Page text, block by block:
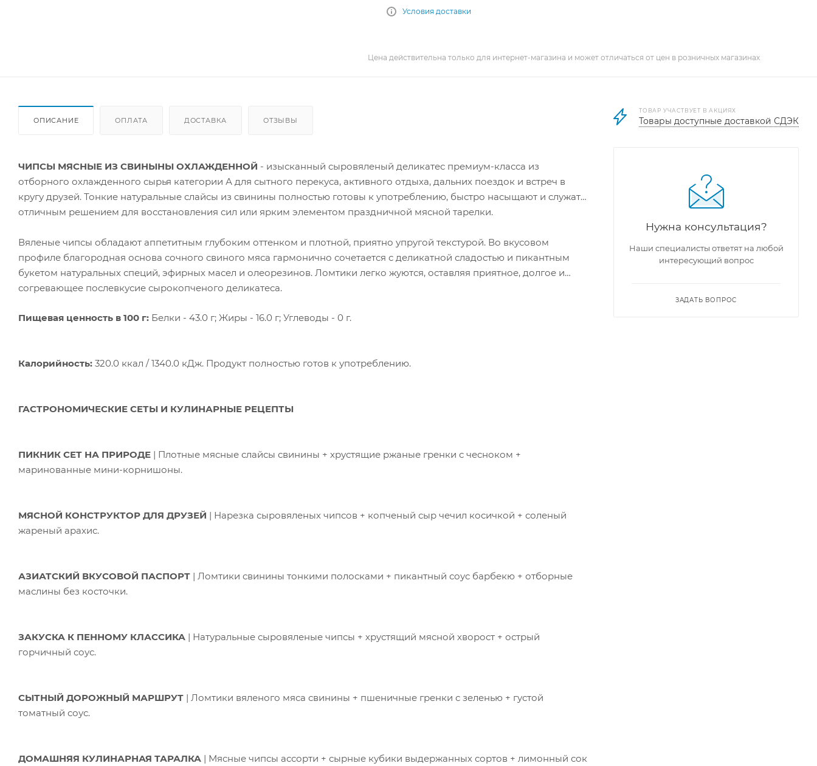
Условия доставки
Цена действительна только для интернет-магазина и может отличаться от цен в розничных магазинах
ОПИСАНИЕ ОПЛАТА ДОСТАВКА ОТЗЫВЫ
ЧИПСЫ МЯСНЫЕ ИЗ СВИНЫНЫ ОХЛАЖДЕННОЙ - изысканный сыровяленый деликатес премиум-класса из
отборного охлажденного сырья категории А для сытного перекуса, активного отдыха, дальних поездок и встреч в
кругу друзей. Тонкие натуральные слайсы из свинины полностью готовы к употреблению, быстро насыщают и служат
отличным решением для восстановления сил или ярким элементом праздничной мясной тарелки.
Вяленые чипсы обладают аппетитным глубоким оттенком и плотной, приятно упругой текстурой. Во вкусовом
профиле благородная основа сочного свиного мяса гармонично сочетается с деликатной сладостью и пикантным
букетом натуральных специй, эфирных масел и олеорезинов. Ломтики легко жуются, оставляя приятное, долгое и
согревающее послевкусие сырокопченого деликатеса.
Пищевая ценность в 100 г: Белки - 43.0 г; Жиры - 16.0 г; Углеводы - 0 г.
Калорийность: 320.0 ккал / 1340.0 кДж. Продукт полностью готов к употреблению.
ГАСТРОНОМИЧЕСКИЕ СЕТЫ И КУЛИНАРНЫЕ РЕЦЕПТЫ
ПИКНИК СЕТ НА ПРИРОДЕ | Плотные мясные слайсы свинины + хрустящие ржаные гренки с чесноком +
маринованные мини-корнишоны.
МЯСНОЙ КОНСТРУКТОР ДЛЯ ДРУЗЕЙ | Нарезка сыровяленых чипсов + копченый сыр чечил косичкой + соленый
жареный арахис.
АЗИАТСКИЙ ВКУСОВОЙ ПАСПОРТ | Ломтики свинины тонкими полосками + пикантный соус барбекю + отборные
маслины без косточки.
ЗАКУСКА К ПЕННОМУ КЛАССИКА | Натуральные сыровяленые чипсы + хрустящий мясной хворост + острый
горчичный соус.
СЫТНЫЙ ДОРОЖНЫЙ МАРШРУТ | Ломтики вяленого мяса свинины + пшеничные гренки с зеленью + густой
томатный соус.
ДОМАШНЯЯ КУЛИНАРНАЯ ТАРАЛКА | Мясные чипсы ассорти + сырные кубики выдержанных сортов + лимонный сок
ТОВАР УЧАСТВУЕТ В АКЦИЯХ
Товары доступные доставкой СДЭК
Нужна консультация?
Наши специалисты ответят на любой
интересующий вопрос
ЗАДАТЬ ВОПРОС